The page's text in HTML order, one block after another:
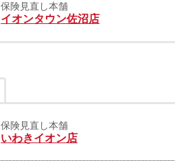
保険見直し本舗
イオンタウン佐沼店
保険見直し本舗
いわきイオン店